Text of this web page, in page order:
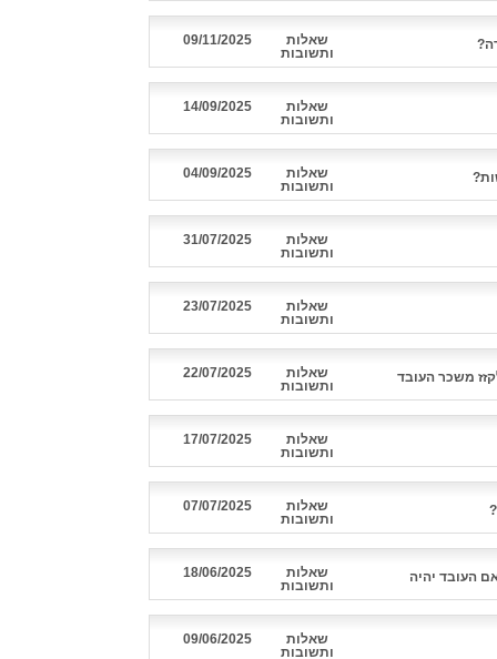
09/11/2025
שאלות
ותשובות
14/09/2025
שאלות
ותשובות
04/09/2025
שאלות
ותשובות
31/07/2025
שאלות
ותשובות
23/07/2025
שאלות
ותשובות
משכר העובד 22/07/2025
שאלות
ותשובות
17/07/2025
שאלות
ותשובות
07/07/2025
שאלות
ותשובות
העובד יהיה 18/06/2025
שאלות
ותשובות
09/06/2025
שאלות
ותשובות